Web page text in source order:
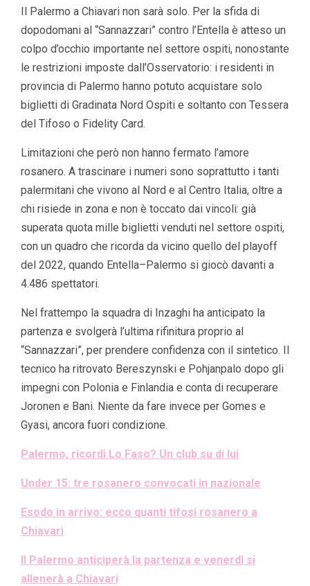
Il Palermo a Chiavari non sarà solo. Per la sfida di
dopodomani al “Sannazzari” contro l’Entella è atteso un
colpo d’occhio importante nel settore ospiti, nonostante
le restrizioni imposte dall’Osservatorio: i residenti in
provincia di Palermo hanno potuto acquistare solo
biglietti di Gradinata Nord Ospiti e soltanto con Tessera
del Tifoso o Fidelity Card.
Limitazioni che però non hanno fermato l’amore
rosanero. A trascinare i numeri sono soprattutto i tanti
palermitani che vivono al Nord e al Centro Italia, oltre a
chi risiede in zona e non è toccato dai vincoli: già
superata quota mille biglietti venduti nel settore ospiti,
con un quadro che ricorda da vicino quello del playoff
del 2022, quando Entella–Palermo si giocò davanti a
4.486 spettatori.
Nel frattempo la squadra di Inzaghi ha anticipato la
partenza e svolgerà l’ultima rifinitura proprio al
“Sannazzari”, per prendere confidenza con il sintetico. Il
tecnico ha ritrovato Bereszynski e Pohjanpalo dopo gli
impegni con Polonia e Finlandia e conta di recuperare
Joronen e Bani. Niente da fare invece per Gomes e
Gyasi, ancora fuori condizione.
Palermo, ricordi Lo Faso? Un club su di lui
Under 15: tre rosanero convocati in nazionale
Esodo in arrivo: ecco quanti tifosi rosanero a
Chiavari
Il Palermo anticiperà la partenza e venerdì si
allenerà a Chiavari